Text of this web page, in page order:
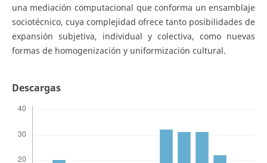
una mediación computacional que conforma un ensamblaje
sociotécnico, cuya complejidad ofrece tanto posibilidades de
expansión subjetiva, individual y colectiva, como nuevas
formas de homogenización y uniformización cultural.
Descargas